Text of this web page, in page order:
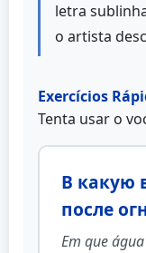
letra
o artista
Exercícios
Tenta usar o
В какую
после
Em que